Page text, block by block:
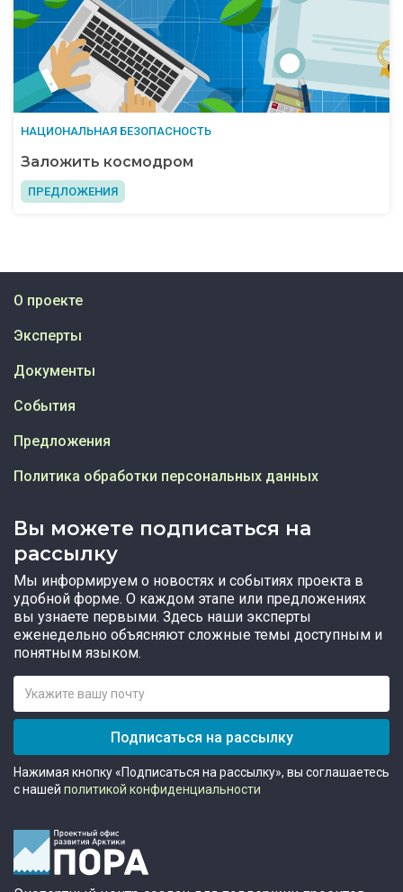
НАЦИОНАЛЬНАЯ БЕЗОПАСНОСТЬ
Заложить космодром
ПРЕДЛОЖЕНИЯ
Вы можете подписаться на
рассылку
Мы информируем о новостях и событиях проекта в
удобной форме. О каждом этапе или предложениях
вы узнаете первыми. Здесь наши эксперты
еженедельно объясняют сложные темы доступным и
понятным языком.
Подписаться на рассылку
Нажимая кнопку «Подписаться на рассылку», вы соглашаетесь
с нашей политикой конфиденциальности
О проекте
Эксперты
Документы
События
Предложения
Политика обработки персональных данных